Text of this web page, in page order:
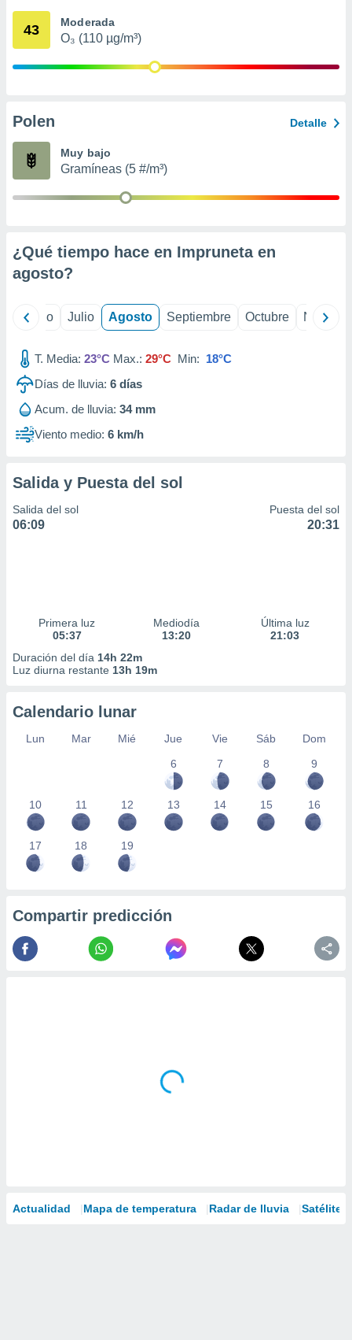
e
publicidad
1199
43 Moderada
O₃ (110 µg/m³)
Polen Detalle
Muy bajo
Gramíneas (5 #/m³)
¿Qué tiempo hace en Impruneta en
agosto?
Junio Julio Agosto Septiembre Octubre
T. Media: 23°C Max.: 29°C Min: 18°C
Días de lluvia: 6 días
Acum. de lluvia: 34 mm
Viento medio: 6 km/h
Salida y Puesta del sol
Salida del sol
06:09
Puesta del sol
20:31
Primera luz
05:37
Mediodía
13:20
Última luz
21:03
Duración del día 14h 22m
Luz diurna restante 13h 19m
Calendario lunar
Lun Mar Mié Jue Vie Sáb
Dom
6
7 8 9
10 11 12 13 14 15 16
17 18 19
Compartir predicción
Actualidad Mapa de temperatura Radar de lluvia Satélites